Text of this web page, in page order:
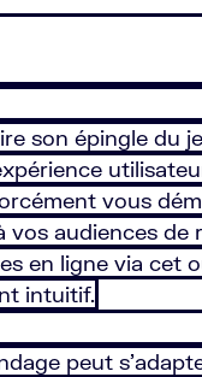
son épingle du
vous
vos audiences de
en ligne via cet
intuitif.
peut